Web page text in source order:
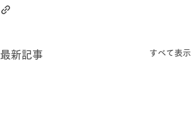
最新記事 すべて表示